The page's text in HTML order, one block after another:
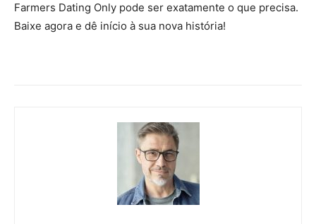
Farmers Dating Only pode ser exatamente o que precisa.
Baixe agora e dê início à sua nova história!